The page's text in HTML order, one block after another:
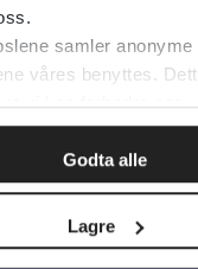
samler
våres benyttes.
vi kan forbedre oss.
Godta alle
Lagre
og informasjonskapsler